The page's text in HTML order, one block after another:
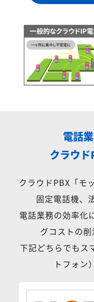
電話
クラウド
クラウドPBX「モ
固定電話機、
電話業務の効率化
グコストの削
下記どちらでもス
トフォン